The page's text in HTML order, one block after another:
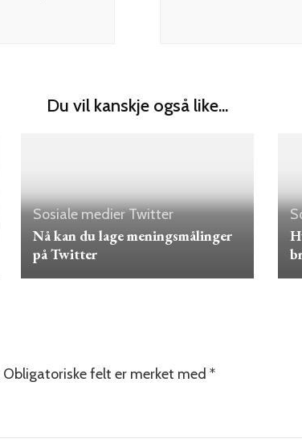
Du vil kanskje også like...
Sosiale medierTwitter
Nå kan du lage meningsmålinger
på Twitter
Obligatoriske felt er merket med *